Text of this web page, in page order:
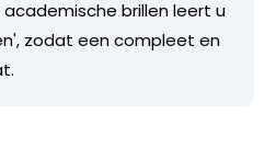
brillen leert u
zodat een compleet en